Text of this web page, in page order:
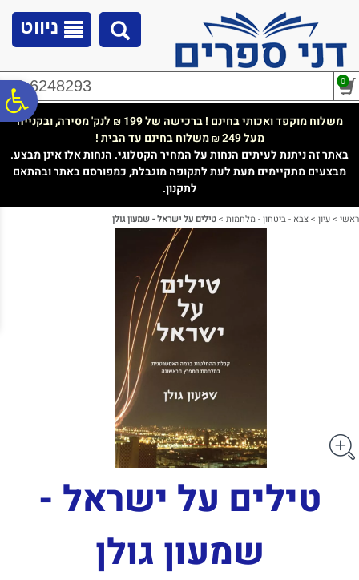
נגישות
ניווט
02-6248293 0
משלוח מוקפד ואכותי בחינם ! ברכישה של 199 ₪ לנק' מסירה, ובקנייה
מעל 249
₪משלוח בחינם עד הבית !
באתר זה ניתנת לעיתים הנחות על המחיר הקטלוגי. הנחות אלו אינן מבצע.
מבצעים מתקיימים מעת לעת לתקופה מוגבלת, כמפורסם באתר ובהתאם
לתקנון.
ראשי >עיון >צבא - ביטחון - מלחמות >טילים על ישראל - שמעון גולן
טילים על ישראל -
שמעון גולן